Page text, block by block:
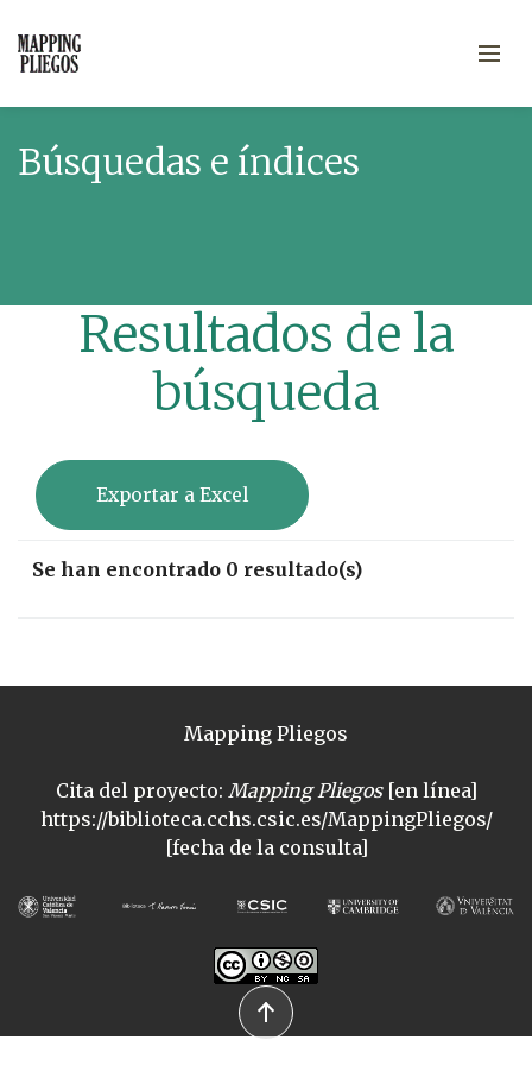
Búsquedas e índices
Resultados de la
búsqueda
Exportar a Excel
Se han encontrado 0 resultado(s)
Mapping Pliegos
Cita del proyecto: Mapping Pliegos[en línea]
https://biblioteca.cchs.csic.es/MappingPliegos/
[fecha de la consulta]